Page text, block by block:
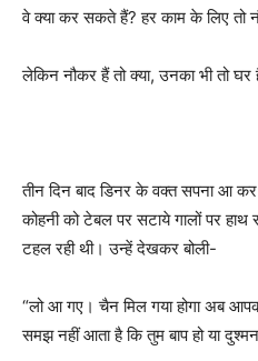
वे क्या कर सकते हैं? हर काम के लिए तो
लेकिन नौकर हैं तो क्या, उनका भी तो घर
तीन दिन बाद डिनर के वक्त सपना आ
कोहनी को टेबल पर सटाये गालों पर
टहल रही थी। उन्हें देखकर बोली-
“लो आ गए। चैन मिल गया होगा अब
समझ नहीं आता है कि तुम बाप हो या